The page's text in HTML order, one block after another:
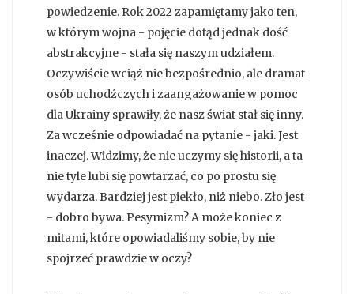
powiedzenie. Rok 2022 zapamiętamy jako ten,
w którym wojna - pojęcie dotąd jednak dość
abstrakcyjne - stała się naszym udziałem.
Oczywiście wciąż nie bezpośrednio, ale dramat
osób uchodźczych i zaangażowanie w pomoc
dla Ukrainy sprawiły, że nasz świat stał się inny.
Za wcześnie odpowiadać na pytanie - jaki. Jest
inaczej. Widzimy, że nie uczymy się historii, a ta
nie tyle lubi się powtarzać, co po prostu się
wydarza. Bardziej jest piekło, niż niebo. Zło jest
- dobro bywa. Pesymizm? A może koniec z
mitami, które opowiadaliśmy sobie, by nie
spojrzeć prawdzie w oczy?